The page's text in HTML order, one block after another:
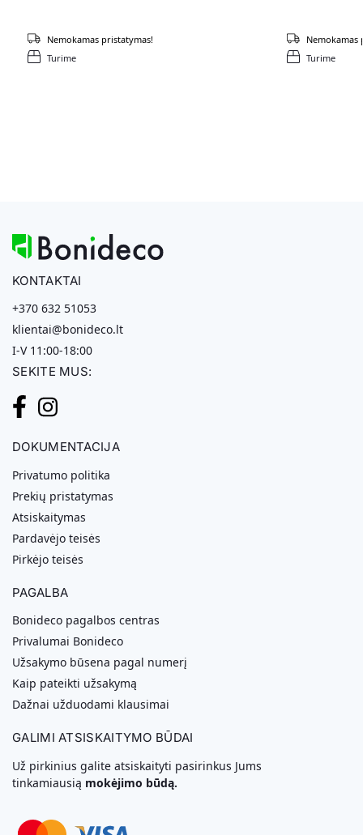
Turime
Nemokamas pristatymas!
Turime
Nemokamas
KONTAKTAI
+370 632 51053
klientai@bonideco.lt
I-V 11:00-18:00
SEKITE MUS:
DOKUMENTACIJA
Privatumo politika
Prekių pristatymas
Atsiskaitymas
Pardavėjo teisės
Pirkėjo teisės
PAGALBA
Bonideco pagalbos centras
Privalumai Bonideco
Užsakymo būsena pagal numerį
Kaip pateikti užsakymą
Dažnai užduodami klausimai
GALIMI ATSISKAITYMO BŪDAI
Už pirkinius galite atsiskaityti pasirinkus Jums
tinkamiausią mokėjimo būdą.